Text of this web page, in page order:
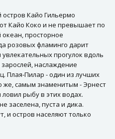
Кайо Гильермо
Кайо Коко и не превышает по
просторное
розовых фламинго дарит
прогулок вдоль
наслаждение
Плая-Пилар - один из лучших
же, самым знаменитым - Эрнест
рыбу в этих водах.
заселена, пуста и дика.
и остров населяют только